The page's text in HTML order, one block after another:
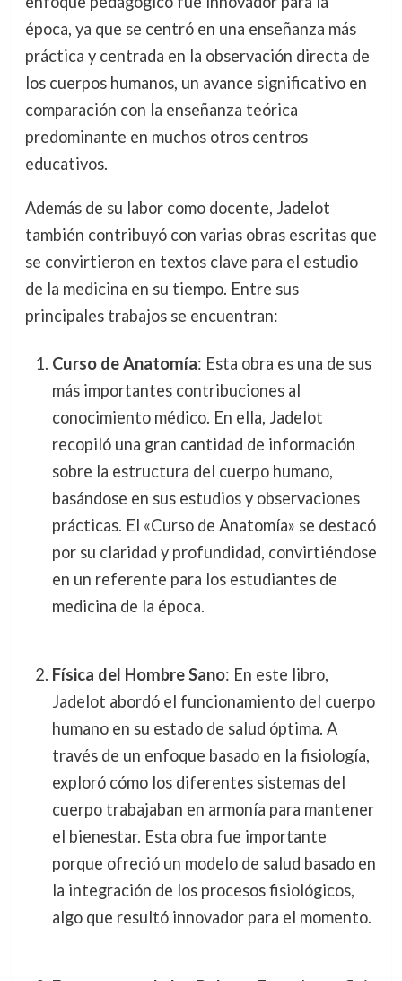
época, ya que se centró en una enseñanza más
práctica y centrada en la observación directa de
los cuerpos humanos, un avance significativo en
comparación con la enseñanza teórica
predominante en muchos otros centros
educativos.
Además de su labor como docente, Jadelot
también contribuyó con varias obras escritas que
se convirtieron en textos clave para el estudio
de la medicina en su tiempo. Entre sus
principales trabajos se encuentran:
Curso de Anatomía: Esta obra es una de sus
más importantes contribuciones al
conocimiento médico. En ella, Jadelot
recopiló una gran cantidad de información
sobre la estructura del cuerpo humano,
basándose en sus estudios y observaciones
prácticas. El «Curso de Anatomía» se destacó
por su claridad y profundidad, convirtiéndose
en un referente para los estudiantes de
medicina de la época.
Física del Hombre Sano: En este libro,
Jadelot abordó el funcionamiento del cuerpo
humano en su estado de salud óptima. A
través de un enfoque basado en la fisiología,
exploró cómo los diferentes sistemas del
cuerpo trabajaban en armonía para mantener
el bienestar. Esta obra fue importante
porque ofreció un modelo de salud basado en
la integración de los procesos fisiológicos,
algo que resultó innovador para el momento.